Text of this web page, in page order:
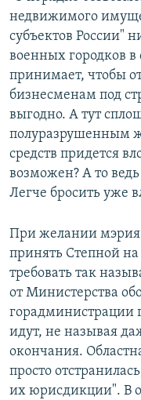
недвижимого
субъектов России"
военных городков
принимает, чтобы
бизнесменам под
выгодно. А тут
полуразрушенным
средств придется
возможен? А то
Легче бросить уже
При желании
принять Степной на
требовать так
от Министерства
горадминистрации
идут, не называя
окончания.
просто
их юрисдикции". В